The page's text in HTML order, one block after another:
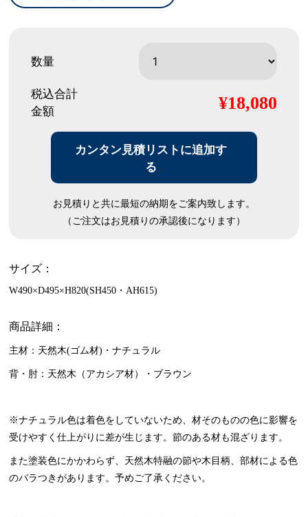
数量
税込合計
金額
¥18,080
カンタン見積リストに追加す
る
お見積りと共に最短の納期をご案内致します。
（ご注文はお見積りの承認後になります）
サイズ：
W490×D495×H820(SH450・AH615)
商品詳細：
主材：天然木(ゴム材)・ナチュラル
背・肘：天然木（アカシア材）・ブラウン
※ナチュラル色は着色をしていないため、材そのものの色に影響を
受けやすく仕上がりに差が生じます。節のある材も混ざります。
また塗装色にかかわらず、天然木特融の節や木目柄、部材による色
のバラつきがあります。予めご了承ください。